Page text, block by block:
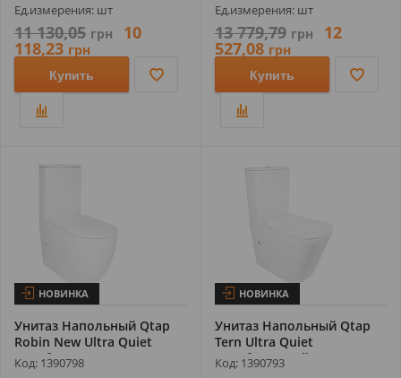
Ед.измерения: шт
11 130,05 грн 10
118,23 грн
Купить
Ед.измерения: шт
13 779,79 грн 12
527,08 грн
Купить
НОВИНКА
Унитаз Напольный Qtap
Robin New Ultra Quiet
Безободк...
Код: 1390798
НОВИНКА
Унитаз Напольный Qtap
Tern Ultra Quiet
Безободковый ...
Код: 1390793